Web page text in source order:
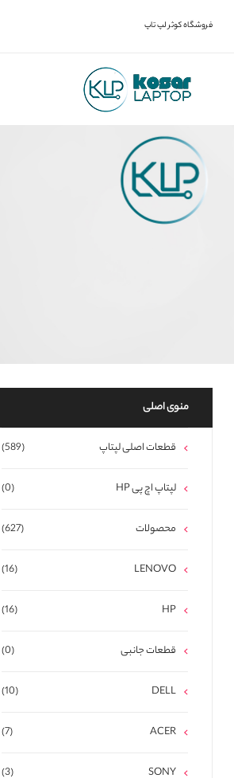
فروشگاه کوثر لپ تاپ
منوی اصلی
(589) قطعات اصلی لپتاپ
(0) لپتاپ اچ پی HP
(627) محصولات
(16) LENOVO
(16) HP
(0) قطعات جانبی
(10) DELL
(7) ACER
(3) SONY